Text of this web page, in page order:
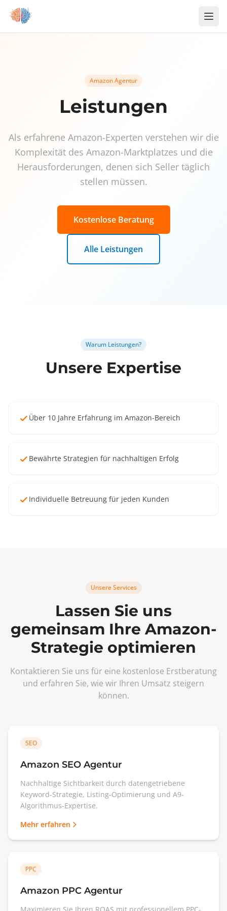
Zum Inhalt springen
Amazon Agentur
Leistungen
Als erfahrene Amazon-Experten verstehen wir die
Komplexität des Amazon-Marktplatzes und die
Herausforderungen, denen sich Seller täglich
stellen müssen.
Kostenlose Beratung
Alle Leistungen
Warum Leistungen?
Unsere Expertise
Über 10 Jahre Erfahrung im Amazon-Bereich
Bewährte Strategien für nachhaltigen Erfolg
Individuelle Betreuung für jeden Kunden
Unsere Services
Lassen Sie uns
gemeinsam Ihre Amazon-
Strategie optimieren
Kontaktieren Sie uns für eine kostenlose Erstberatung
und erfahren Sie, wie wir Ihren Umsatz steigern
können.
SEO
Amazon SEO Agentur
Nachhaltige Sichtbarkeit durch datengetriebene
Keyword-Strategie, Listing-Optimierung und A9-
Algorithmus-Expertise.
Mehr erfahren
PPC
Amazon PPC Agentur